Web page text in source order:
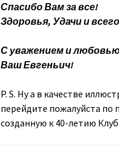
Спасибо Вам за все!
Здоровья, Удачи и
С уважением и
Ваш Евгеньич!
P. S. Ну а в качестве
перейдите пожалуйста по
созданную к 40-летию